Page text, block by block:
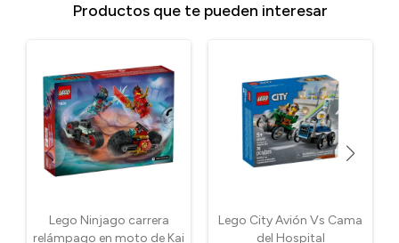
Productos que te pueden interesar
Lego Ninjago carrera
relámpago en moto de Kai
Lego City Avión Vs Cama
del Hospital